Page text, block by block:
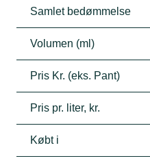
Samlet bedømmelse
Volumen (ml)
Pris Kr. (eks. Pant)
Pris pr. liter, kr.
Købt i